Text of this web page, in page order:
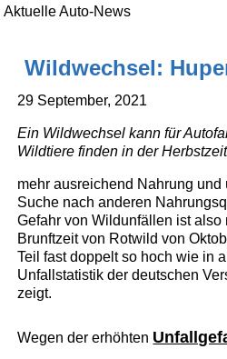
Aktuelle Auto-News
Wildwechsel:
29 September, 2021
Ein Wildwechsel kann für
Wildtiere finden in der
mehr ausreichend Nahrung und
Suche nach anderen
Gefahr von Wildunfällen ist also
Brunftzeit von Rotwild von
Teil fast doppelt so hoch wie in
Unfallstatistik der deutschen
zeigt.
Wegen der erhöhten